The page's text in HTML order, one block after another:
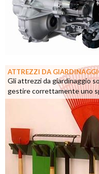
ATTREZZI DA
Gli attrezzi da giardinaggio
gestire correttamente uno